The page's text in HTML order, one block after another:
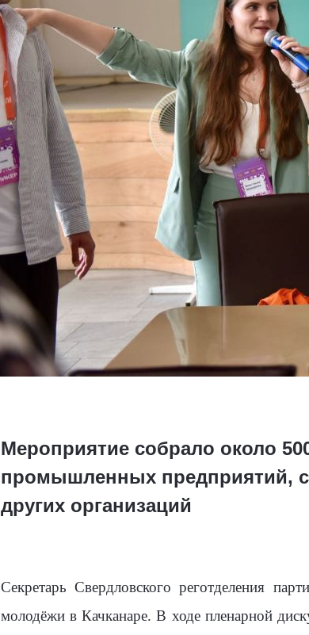
Мероприятие собрало около
промышленных предприятий,
других организаций
Секретарь Свердловского реготделения
молодёжи в Качканаре. В ходе пленарной